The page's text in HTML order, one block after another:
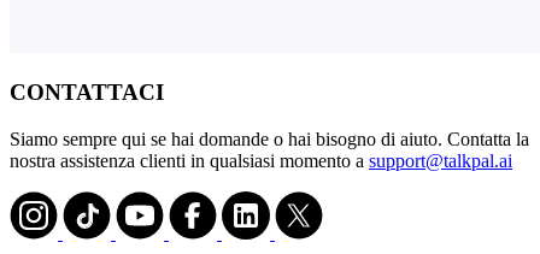
CONTATTACI
Siamo sempre qui se hai domande o hai bisogno di aiuto. Contatta la
nostra assistenza clienti in qualsiasi momento a support@talkpal.ai